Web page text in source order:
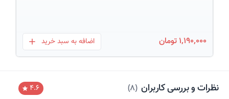
1,190,000 تومان بعلاوه
اضافه به سبد خرید
نظرات و بررسی کاربران (
8
)
4.6